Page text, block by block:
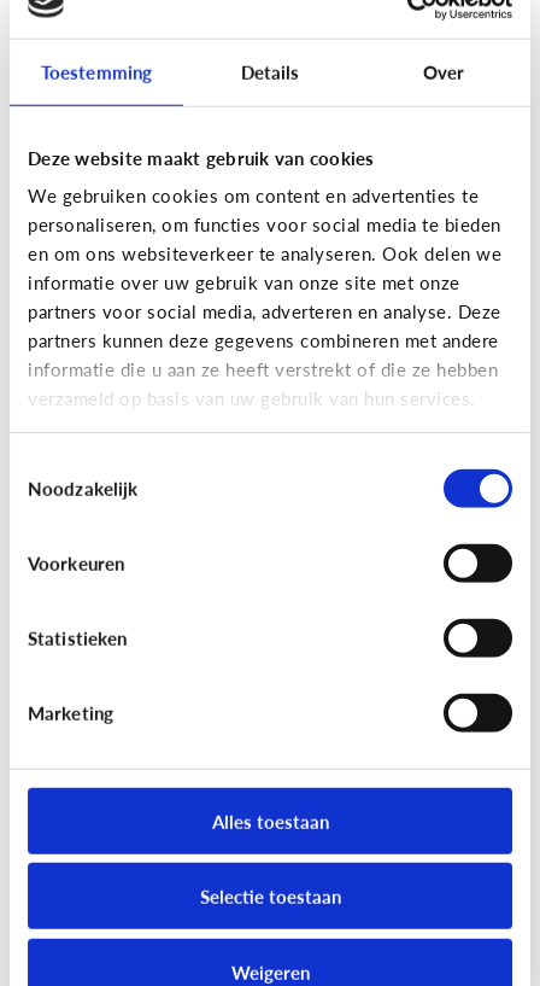
Toestemming Details Over
Deze website maakt gebruik van cookies
We gebruiken cookies om content en advertenties te
personaliseren, om functies voor social media te bieden
en om ons websiteverkeer te analyseren. Ook delen we
informatie over uw gebruik van onze site met onze
partners voor social media, adverteren en analyse. Deze
partners kunnen deze gegevens combineren met andere
informatie die u aan ze heeft verstrekt of die ze hebben
verzameld op basis van uw gebruik van hun services.
Noodzakelijk
Voorkeuren
Statistieken
Marketing
Alles toestaan
Selectie toestaan
Weigeren
Fun met media
Maak je eigen Snapchat of
Instagram filter!
Fun met media
Wandelen was nog nooit zo leuk!
Speels bijleren met een educatieve